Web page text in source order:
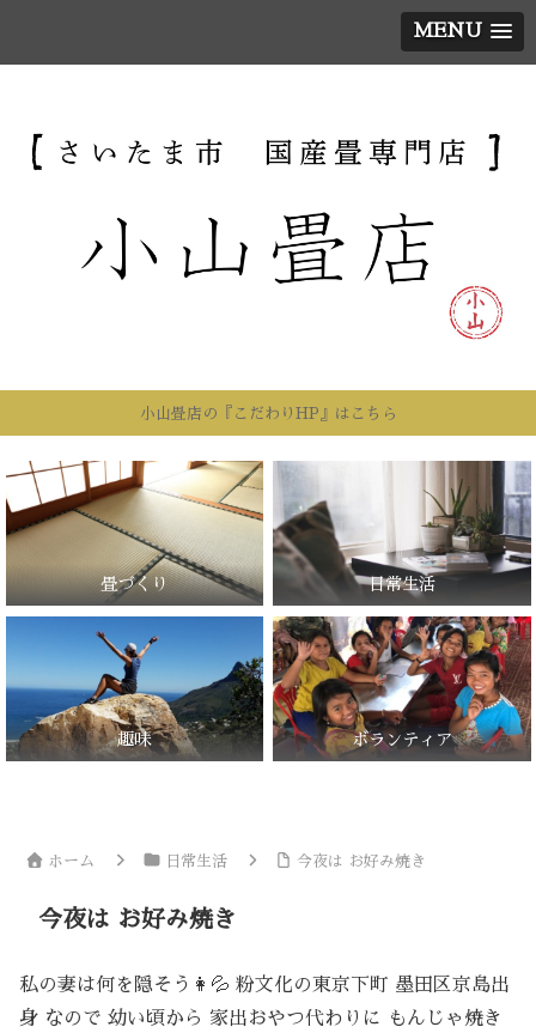
MENU
小山畳店の『こだわりHP』はこちら
畳づくり 日常生活
趣味 ボランティア
ホーム 日常生活 今夜は お好み焼き
今夜は お好み焼き
私の妻は何を隠そう👩💦 粉文化の東京下町 墨田区京島出
身 なので 幼い頃から 家出おやつ代わりに もんじゃ焼き